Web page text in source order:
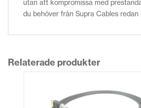
utan att kompromissa med
du behöver från Supra Cables redan
Relaterade produkter